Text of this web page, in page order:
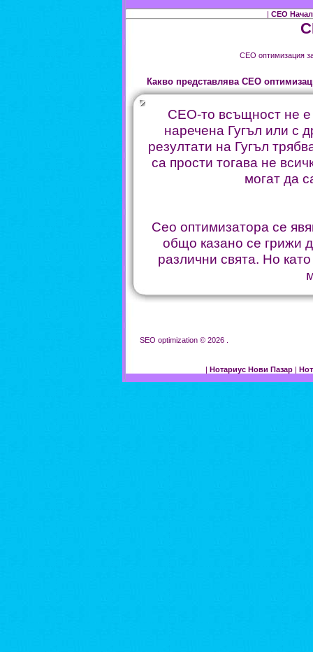
| СЕО
СЕО оптимизация
Какво представлява СЕО
СЕО-то всъщност не е
наречена Гугъл или с
резултати на Гугъл
са прости тогава не
могат да
Сео оптимизатора се
общо казано се грижи
различни свята. Но
SEO optimization © 2026 .
| Нотариус Нови Пазар |